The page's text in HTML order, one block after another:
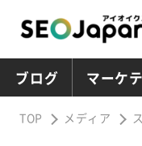
ブログ マーケ
TOP メディア